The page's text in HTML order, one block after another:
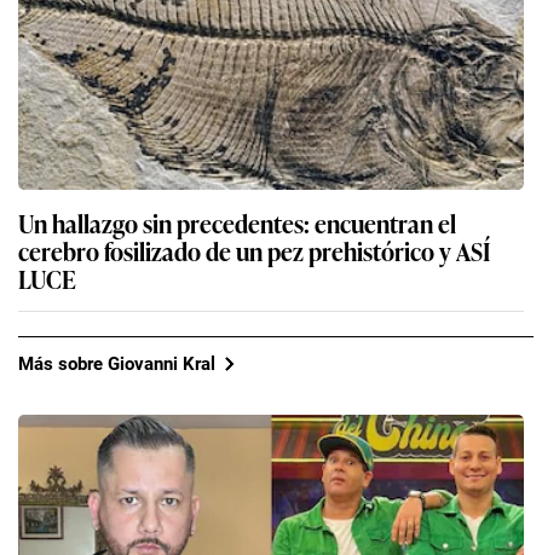
Un hallazgo sin precedentes: encuentran el
cerebro fosilizado de un pez prehistórico y ASÍ
LUCE
Más sobre Giovanni Kral